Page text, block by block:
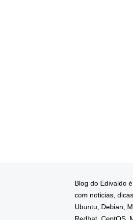
Blog do Edivaldo
com noticias,
Ubuntu, Debian,